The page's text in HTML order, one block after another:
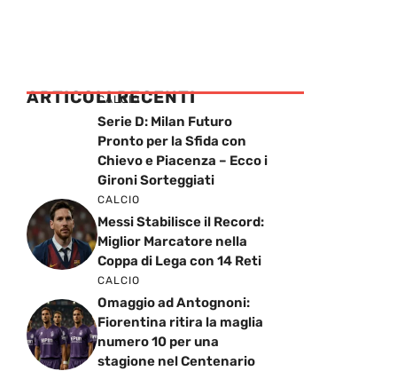
ARTICOLI RECENTI
CALCIO
Serie D: Milan Futuro
Pronto per la Sfida con
Chievo e Piacenza – Ecco i
Gironi Sorteggiati
CALCIO
Messi Stabilisce il Record:
Miglior Marcatore nella
Coppa di Lega con 14 Reti
CALCIO
Omaggio ad Antognoni:
Fiorentina ritira la maglia
numero 10 per una
stagione nel Centenario